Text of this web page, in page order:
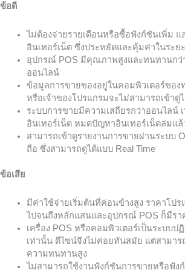
ข้อดี
ไม่ต้องจ่ายรายเดือนหรือซื้อฟังก์ชันเพิ่ม แ
อินเทอร์เน็ต ซึ่งประหยัดและคุ้มค่าในระย
อุปกรณ์ POS มีคุณภาพสูงและทนทานกว่
ออนไลน์
ข้อมูลการขายของอยู่ในคอมพิวเตอร์ของ
หรือเจ้าของโปรแกรมจะไม่สามารถเข้าดู
ระบบการขายมีความเสถียรกว่าออนไลน์
อินเทอร์เน็ต หมดปัญหาอินเทอร์เน็ตล่มแ
สามารถเข้าดูรายงานการขายผ่านระบบ
ถือ ซึ่งสามารถดูได้แบบ Real Time
ข้อเสีย
มีค่าใช้จ่ายเริ่มต้นที่ค่อนข้างสูง ราคาโป
ไปจนถึงหลักแสนและอุปกรณ์ POS ก็มีรา
เครื่อง POS หรือคอมพิวเตอร์เป็นระบบป
เท่านั้น ดีไซน์จึงไม่ค่อยทันสมัย แต่สามาร
ความทนทานสูง
ไม่สามารถใช้งานฟังก์ชันการขายหรือฟัง